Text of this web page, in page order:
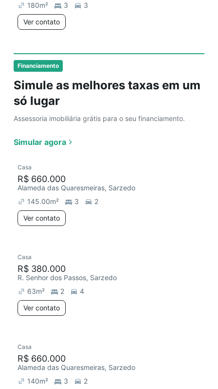
Financiamento
Simule as melhores taxas em um
só lugar
Assessoria imobiliária grátis para o seu financiamento.
Simular agora
180m² 3
3
Ver contato
Casa
R$ 660.000
Alameda das Quaresmeiras, Sarzedo
145.00m² 3
2
Ver contato
Casa
R$ 380.000
R. Senhor dos Passos, Sarzedo
63m² 2
4
Ver contato
Casa
R$ 660.000
Alameda das Quaresmeiras, Sarzedo
140m² 3
2